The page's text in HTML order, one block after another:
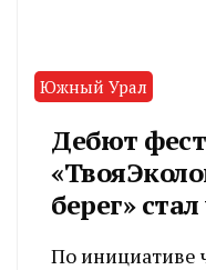
Южный Урал
Дебют
берег»
По инициативе